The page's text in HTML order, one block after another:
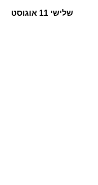
שלישי 11 אוגוסט